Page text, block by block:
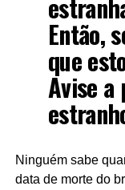
Então,
que
Avise
Ninguém sabe
data de morte do